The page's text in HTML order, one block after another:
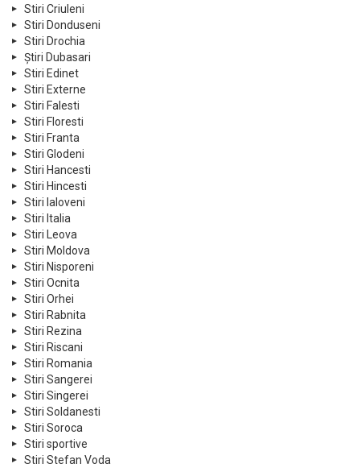
Stiri Criuleni
Stiri Donduseni
Stiri Drochia
Știri Dubasari
Stiri Edinet
Stiri Externe
Stiri Falesti
Stiri Floresti
Stiri Franta
Stiri Glodeni
Stiri Hancesti
Stiri Hincesti
Stiri Ialoveni
Stiri Italia
Stiri Leova
Stiri Moldova
Stiri Nisporeni
Stiri Ocnita
Stiri Orhei
Stiri Rabnita
Stiri Rezina
Stiri Riscani
Stiri Romania
Stiri Sangerei
Stiri Singerei
Stiri Soldanesti
Stiri Soroca
Stiri sportive
Stiri Stefan Voda